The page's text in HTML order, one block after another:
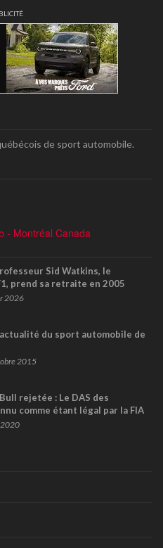
de sport automobile.
Sid Watkins, le
prend sa retraite en 2005
2026
du sport automobile de
2015
rejetée : Le DAS des
comme étant légal par la FIA
2020